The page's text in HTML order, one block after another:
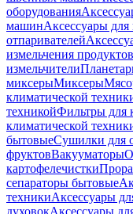
оборудования
машинАксессуары для
отпаривателей
измельчения продуктов
измельчители
миксерыМиксеры
климатической
техникойФильтры для
климатической
бытовыеСушилки для
фруктовВакууматоры
картофелечистки
сепараторы бытовые
техникиАксессуары
духовокАксессуары